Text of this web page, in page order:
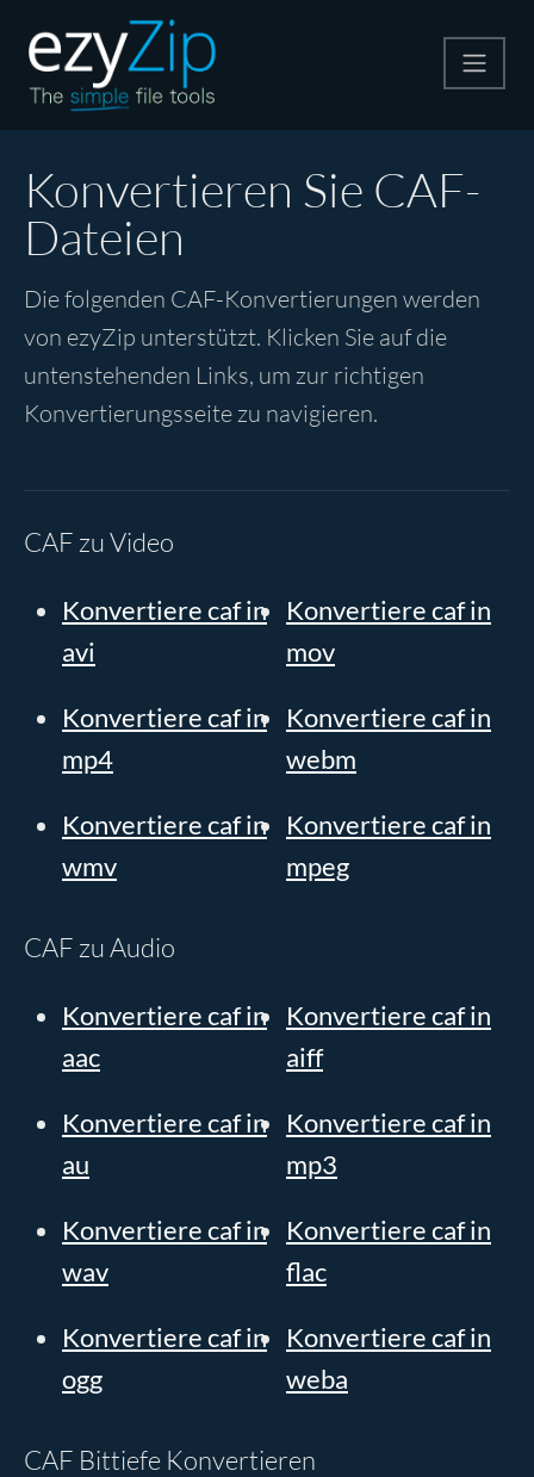
Entpacken
Konvertiere
Weitere Tools
Konvertieren Sie CAF-
Dateien
Die folgenden CAF-Konvertierungen werden
von ezyZip unterstützt. Klicken Sie auf die
untenstehenden Links, um zur richtigen
Konvertierungsseite zu navigieren.
CAF zu Video
Konvertiere caf in
avi
Konvertiere caf in
mov
Konvertiere caf in
mp4
Konvertiere caf in
webm
Konvertiere caf in
wmv
Konvertiere caf in
mpeg
CAF zu Audio
Konvertiere caf in
aac
Konvertiere caf in
aiff
Konvertiere caf in
au
Konvertiere caf in
mp3
Konvertiere caf in
wav
Konvertiere caf in
flac
Konvertiere caf in
ogg
Konvertiere caf in
weba
CAF Bittiefe Konvertieren